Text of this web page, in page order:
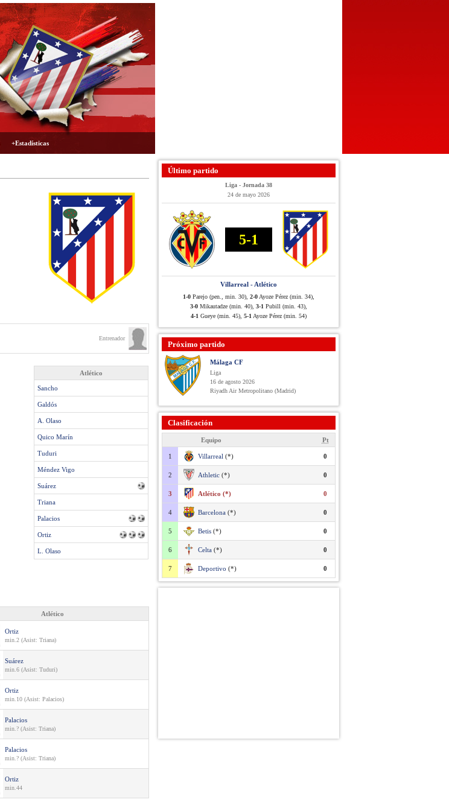
+Estadísticas
Entrenador
Atlético
Sancho
Galdós
A. Olaso
Quico Marín
Tuduri
Méndez Vigo
Suárez
Triana
Palacios
Ortiz
L. Olaso
Atlético
Ortiz
min.2 (Asist: Triana)
Suárez
min.6 (Asist: Tuduri)
Ortiz
min.10 (Asist: Palacios)
Palacios
min.? (Asist: Triana)
Palacios
min.? (Asist: Triana)
Ortiz
min.44
Último partido
Liga - Jornada 38
24 de mayo 2026
5-1
Villarreal - Atlético
1-0 Parejo (pen., min. 30), 2-0 Ayoze Pérez (min. 34),
3-0 Mikautadze (min. 40), 3-1 Pubill (min. 43),
4-1 Gueye (min. 45), 5-1 Ayoze Pérez (min. 54)
Próximo partido
Málaga CF
Liga
16 de agosto 2026
Riyadh Air Metropolitano (Madrid)
Clasificación
Equipo Pt
1 Villarreal (*) 0
2 Athletic (*) 0
3 Atlético (*) 0
4 Barcelona (*) 0
5 Betis (*) 0
6 Celta (*) 0
7 Deportivo (*) 0